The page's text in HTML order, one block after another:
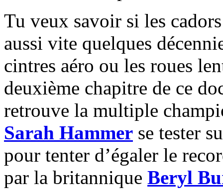
Tu veux savoir si les
aussi vite quelques
cintres aéro ou les roues
deuxième chapitre de ce
retrouve la multiple
Sarah Hammer se tester
pour tenter d’égaler le
par la britannique Beryl